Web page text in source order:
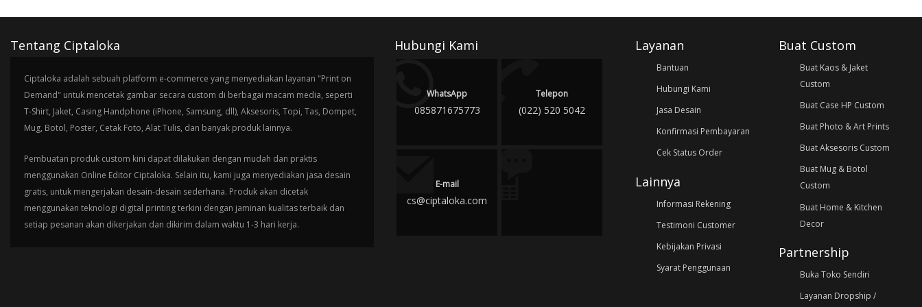
Tentang Ciptaloka
Ciptaloka adalah sebuah platform e-commerce yang menyediakan layanan "Print on
Demand" untuk mencetak gambar secara custom di berbagai macam media, seperti
T-Shirt, Jaket, Casing Handphone (iPhone, Samsung, dll), Aksesoris, Topi, Tas, Dompet,
Mug, Botol, Poster, Cetak Foto, Alat Tulis, dan banyak produk lainnya.
Pembuatan produk custom kini dapat dilakukan dengan mudah dan praktis
menggunakan Online Editor Ciptaloka. Selain itu, kami juga menyediakan jasa desain
gratis, untuk mengerjakan desain-desain sederhana. Produk akan dicetak
menggunakan teknologi digital printing terkini dengan jaminan kualitas terbaik dan
setiap pesanan akan dikerjakan dan dikirim dalam waktu 1-3 hari kerja.
Hubungi Kami
WhatsApp
085871675773
Telepon
(022) 520 5042
E-mail
cs@ciptaloka.com
Layanan
Bantuan
Hubungi Kami
Jasa Desain
Konfirmasi Pembayaran
Cek Status Order
Lainnya
Informasi Rekening
Testimoni Customer
Kebijakan Privasi
Syarat Penggunaan
Buat Custom
Buat Kaos & Jaket
Custom
Buat Case HP Custom
Buat Photo & Art Prints
Buat Aksesoris Custom
Buat Mug & Botol
Custom
Buat Home & Kitchen
Decor
Partnership
Buka Toko Sendiri
Layanan Dropship /